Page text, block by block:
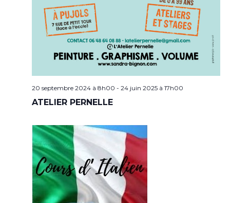
20 septembre 2024 à 8h00 - 24 juin 2025 à 17h00
ATELIER PERNELLE